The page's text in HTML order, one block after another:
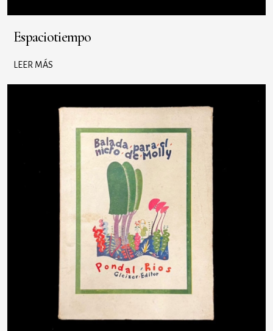
Espaciotiempo
LEER MÁS